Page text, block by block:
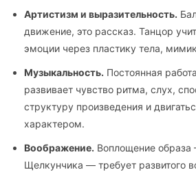
Артистизм и выразительность.
движение, это рассказ. Танцор
эмоции через пластику тела,
Музыкальность. Постоянная
развивает чувство ритма, слух,
структуру произведения и
характером.
Воображение. Воплощение
Щелкунчика — требует развитого